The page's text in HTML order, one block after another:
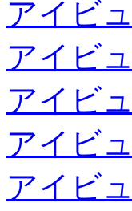
アイビ
アイビ
アイビ
アイビ
アイビ